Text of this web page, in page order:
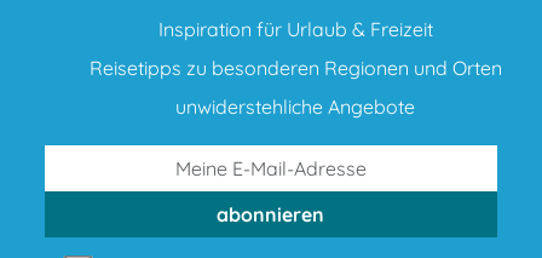
Inspiration für Urlaub & Freizeit
Reisetipps zu besonderen Regionen und Orten
unwiderstehliche Angebote
abonnieren